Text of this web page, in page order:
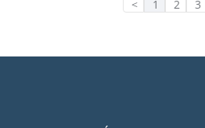
< 1 2 3